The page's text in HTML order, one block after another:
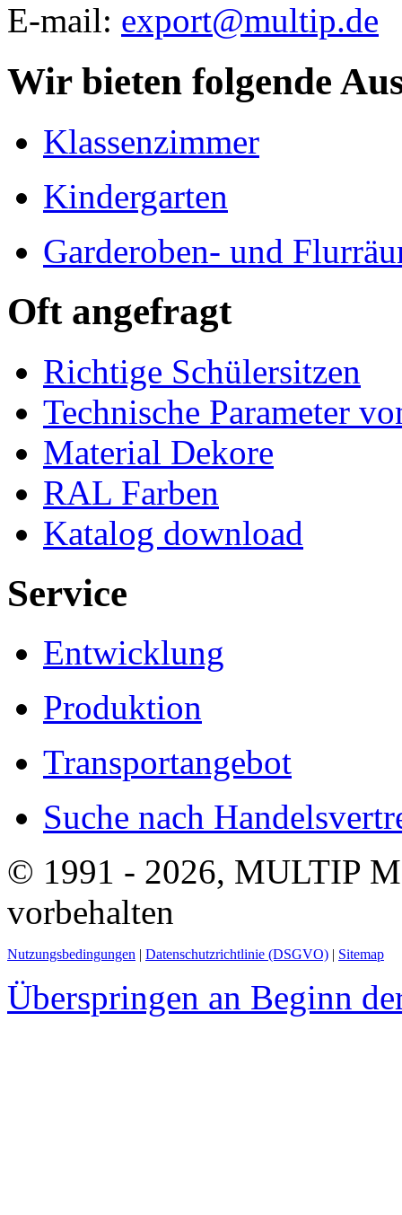
E-mail: export@multip.de
Wir bieten folgende
Klassenzimmer
Kindergarten
Garderoben- und
Oft angefragt
Richtige Schülersitzen
Technische Parameter
Material Dekore
RAL Farben
Katalog download
Service
Entwicklung
Produktion
Transportangebot
Suche nach
© 1991 - 2026, MULTIP
vorbehalten
Nutzungsbedingungen | Datenschutzrichtlinie (DSGVO) | Sitemap
Überspringen an Beginn